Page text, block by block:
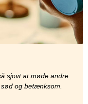
sjovt at møde andre
og betænksom.